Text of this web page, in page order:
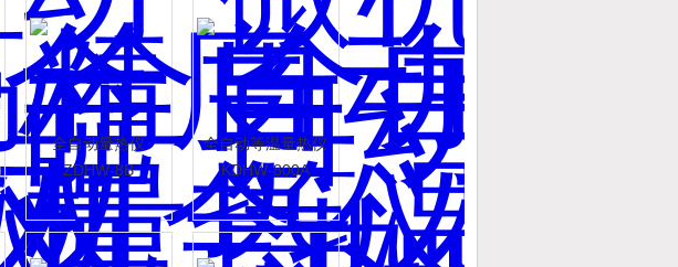
全自动量热仪
ZDHW-8B
全自动等温量热仪
KDHW-800A